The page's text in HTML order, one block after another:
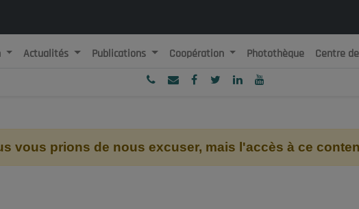
République Algérienne Démocratique et Populaire
Actualités Publications Coopération Photothèque Centre
vous prions de nous excuser, mais l'accès à ce